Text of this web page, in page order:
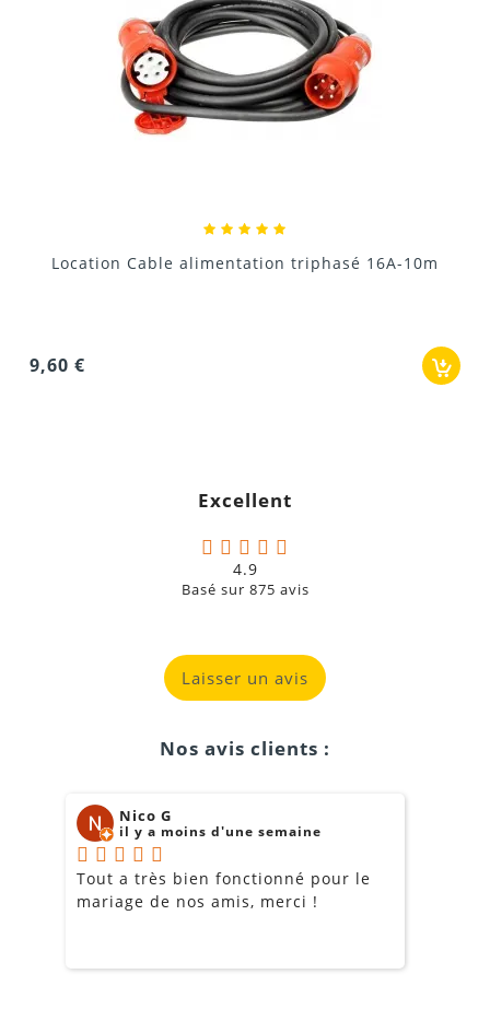
Location Cable alimentation triphasé 16A-10m
9,60 €
Excellent
4.9
Basé sur 875 avis
Laisser un avis
Nos avis clients :
Nico G
il y a moins d'une semaine
Tout a très bien fonctionné pour le
mariage de nos amis, merci !